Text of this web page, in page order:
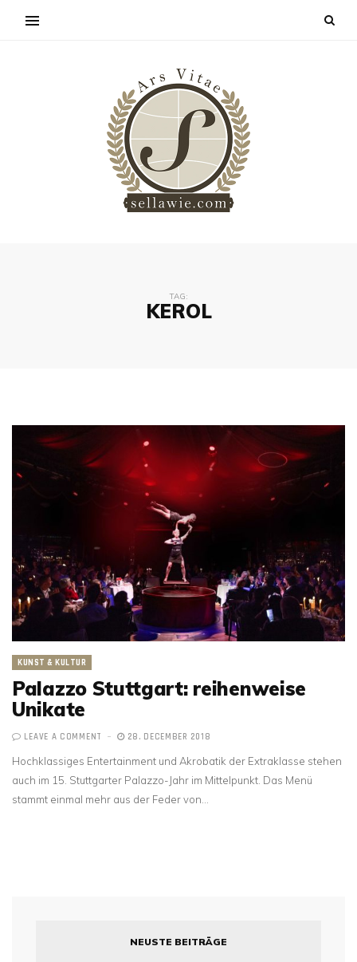
TAG:
KEROL
KUNST & KULTUR
Palazzo Stuttgart: reihenweise
Unikate
LEAVE A COMMENT 28. DECEMBER 2018
Hochklassiges Entertainment und Akrobatik der Extraklasse stehen
auch im 15. Stuttgarter Palazzo-Jahr im Mittelpunkt. Das Menü
stammt einmal mehr aus der Feder von…
NEUSTE BEITRÄGE